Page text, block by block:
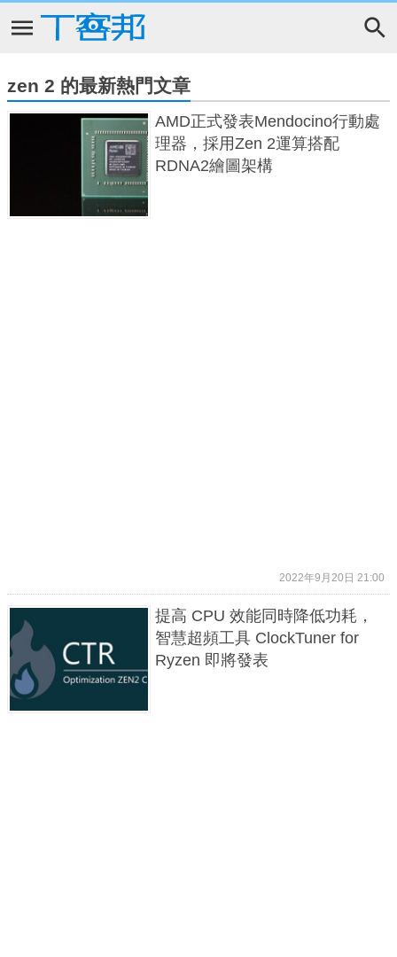
zen 2 的最新熱門文章
AMD正式發表Mendocino行動處
理器，採用Zen 2運算搭配
RDNA2繪圖架構
2022年9月20日 21:00
提高 CPU 效能同時降低功耗，
智慧超頻工具 ClockTuner for
Ryzen 即將發表